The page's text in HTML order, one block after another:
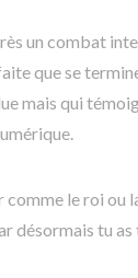
un combat
que se
mais qui
le roi ou
désormais tu as